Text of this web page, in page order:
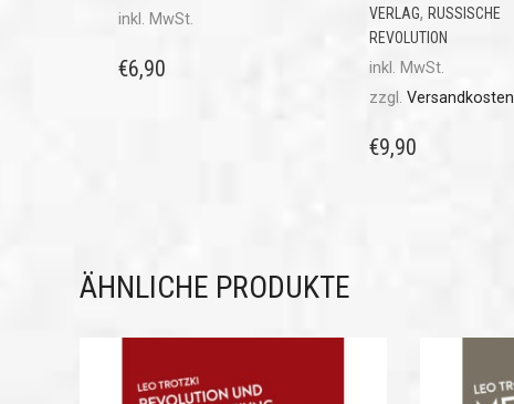
inkl. MwSt.
€6,90
VERLAG, RUSSISCHE
REVOLUTION
inkl. MwSt.
zzgl. Versandkosten
€9,90
ÄHNLICHE PRODUKTE